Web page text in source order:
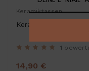
Keramiktassen
Keramiktasse Esel
1
14,90 €